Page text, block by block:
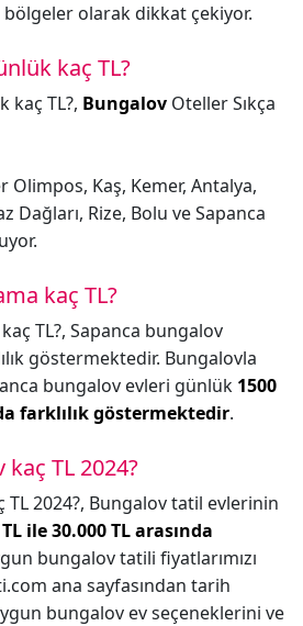
olarak dikkat çekiyor.
kaç TL?
kaç TL?, Bungalov Oteller Sıkça
Olimpos, Kaş, Kemer, Antalya,
Dağları, Rize, Bolu ve Sapanca
kaç TL?
TL?, Sapanca bungalov
göstermektedir. Bungalovla
bungalov evleri günlük 1500
farklılık göstermektedir.
TL 2024?
2024?, Bungalov tatil evlerinin
ile 30.000 TL arasında
bungalov tatili fiyatlarımızı
ana sayfasından tarih
bungalov ev seçeneklerini ve